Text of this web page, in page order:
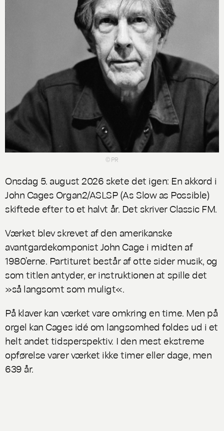
© PR
Onsdag 5. august 2026 skete det igen: En akkord i
John Cages Organ2/ASLSP(As Slow as Possible)
skiftede efter to et halvt år. Det skriver Classic FM.
Værket blev skrevet af den amerikanske
avantgardekomponist John Cage i midten af
1980’erne. Partituret består af otte sider musik, og
som titlen antyder, er instruktionen at spille det
»så langsomt som muligt«.
På klaver kan værket vare omkring en time. Men på
orgel kan Cages idé om langsomhed foldes ud i et
helt andet tidsperspektiv. I den mest ekstreme
opførelse varer værket ikke timer eller dage, men
639 år.